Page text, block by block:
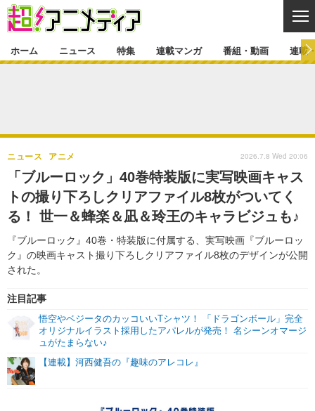
ゲーム・アプリ マンガ
グッズ イベント
声優 コスプレ
新帝スタ
特集一覧 カバー
ラキりす
連載マンガ
連載一覧
番組・動画
番組・動画一覧 ラジオ
動画
連載・ブログ
連載・ブログ一覧 コラム
編集部ブログ・お知らせ
ホーム ニュース 特集 連載マンガ 番組・動画 連載
「ブルーロック」40巻特装版に実写映画キャス
トの撮り下ろしクリアファイル8枚がついてく
る！ 世一＆蜂楽＆凪＆玲王のキャラビジュも♪
『ブルーロック』40巻・特装版に付属する、実写映画『ブルーロッ
ク』の映画キャスト撮り下ろしクリアファイル8枚のデザインが公開
された。
ニュース アニメ
注目記事
悟空やベジータのカッコいいTシャツ！ 「ドラゴンボール」完全
オリジナルイラスト採用したアパレルが発売！ 名シーンオマージ
ュがたまらない♪
【連載】河西健吾の『趣味のアレコレ』
2026.7.8 Wed 20:06